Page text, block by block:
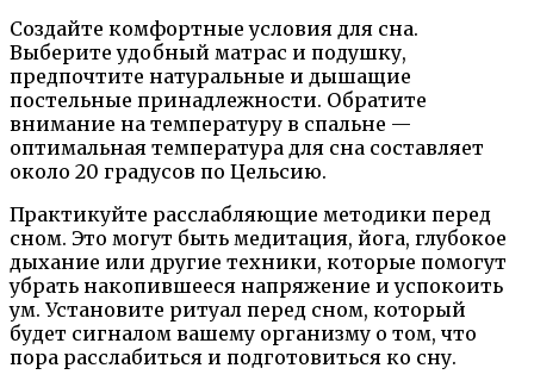
Создайте комфортные условия для сна.
Выберите удобный матрас и подушку,
предпочтите натуральные и дышащие
постельные принадлежности. Обратите
внимание на температуру в спальне —
оптимальная температура для сна составляет
около 20 градусов по Цельсию.
Практикуйте расслабляющие методики перед
сном. Это могут быть медитация, йога, глубокое
дыхание или другие техники, которые помогут
убрать накопившееся напряжение и успокоить
ум. Установите ритуал перед сном, который
будет сигналом вашему организму о том, что
пора расслабиться и подготовиться ко сну.